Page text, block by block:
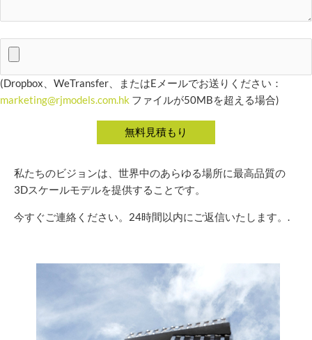
(Dropbox、WeTransfer、またはEメールでお送りください：
marketing@rjmodels.com.hk ファイルが50MBを超える場合)
私たちのビジョンは、世界中のあらゆる場所に最高品質の
3Dスケールモデルを提供することです。
今すぐご連絡ください。24時間以内にご返信いたします。.